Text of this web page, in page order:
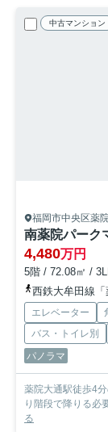
中古マンション
福岡市中央区薬
南薬院パーク
4,480万円
5階 / 72.08㎡ /
西鉄大牟田線
エレベーター
バス・トイレ別
パノラマ
薬院大通駅徒歩4
り階段で降りる必
る